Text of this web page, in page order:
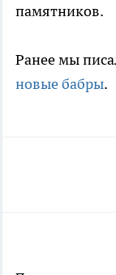
памятников.
Ранее мы
новые бабры.